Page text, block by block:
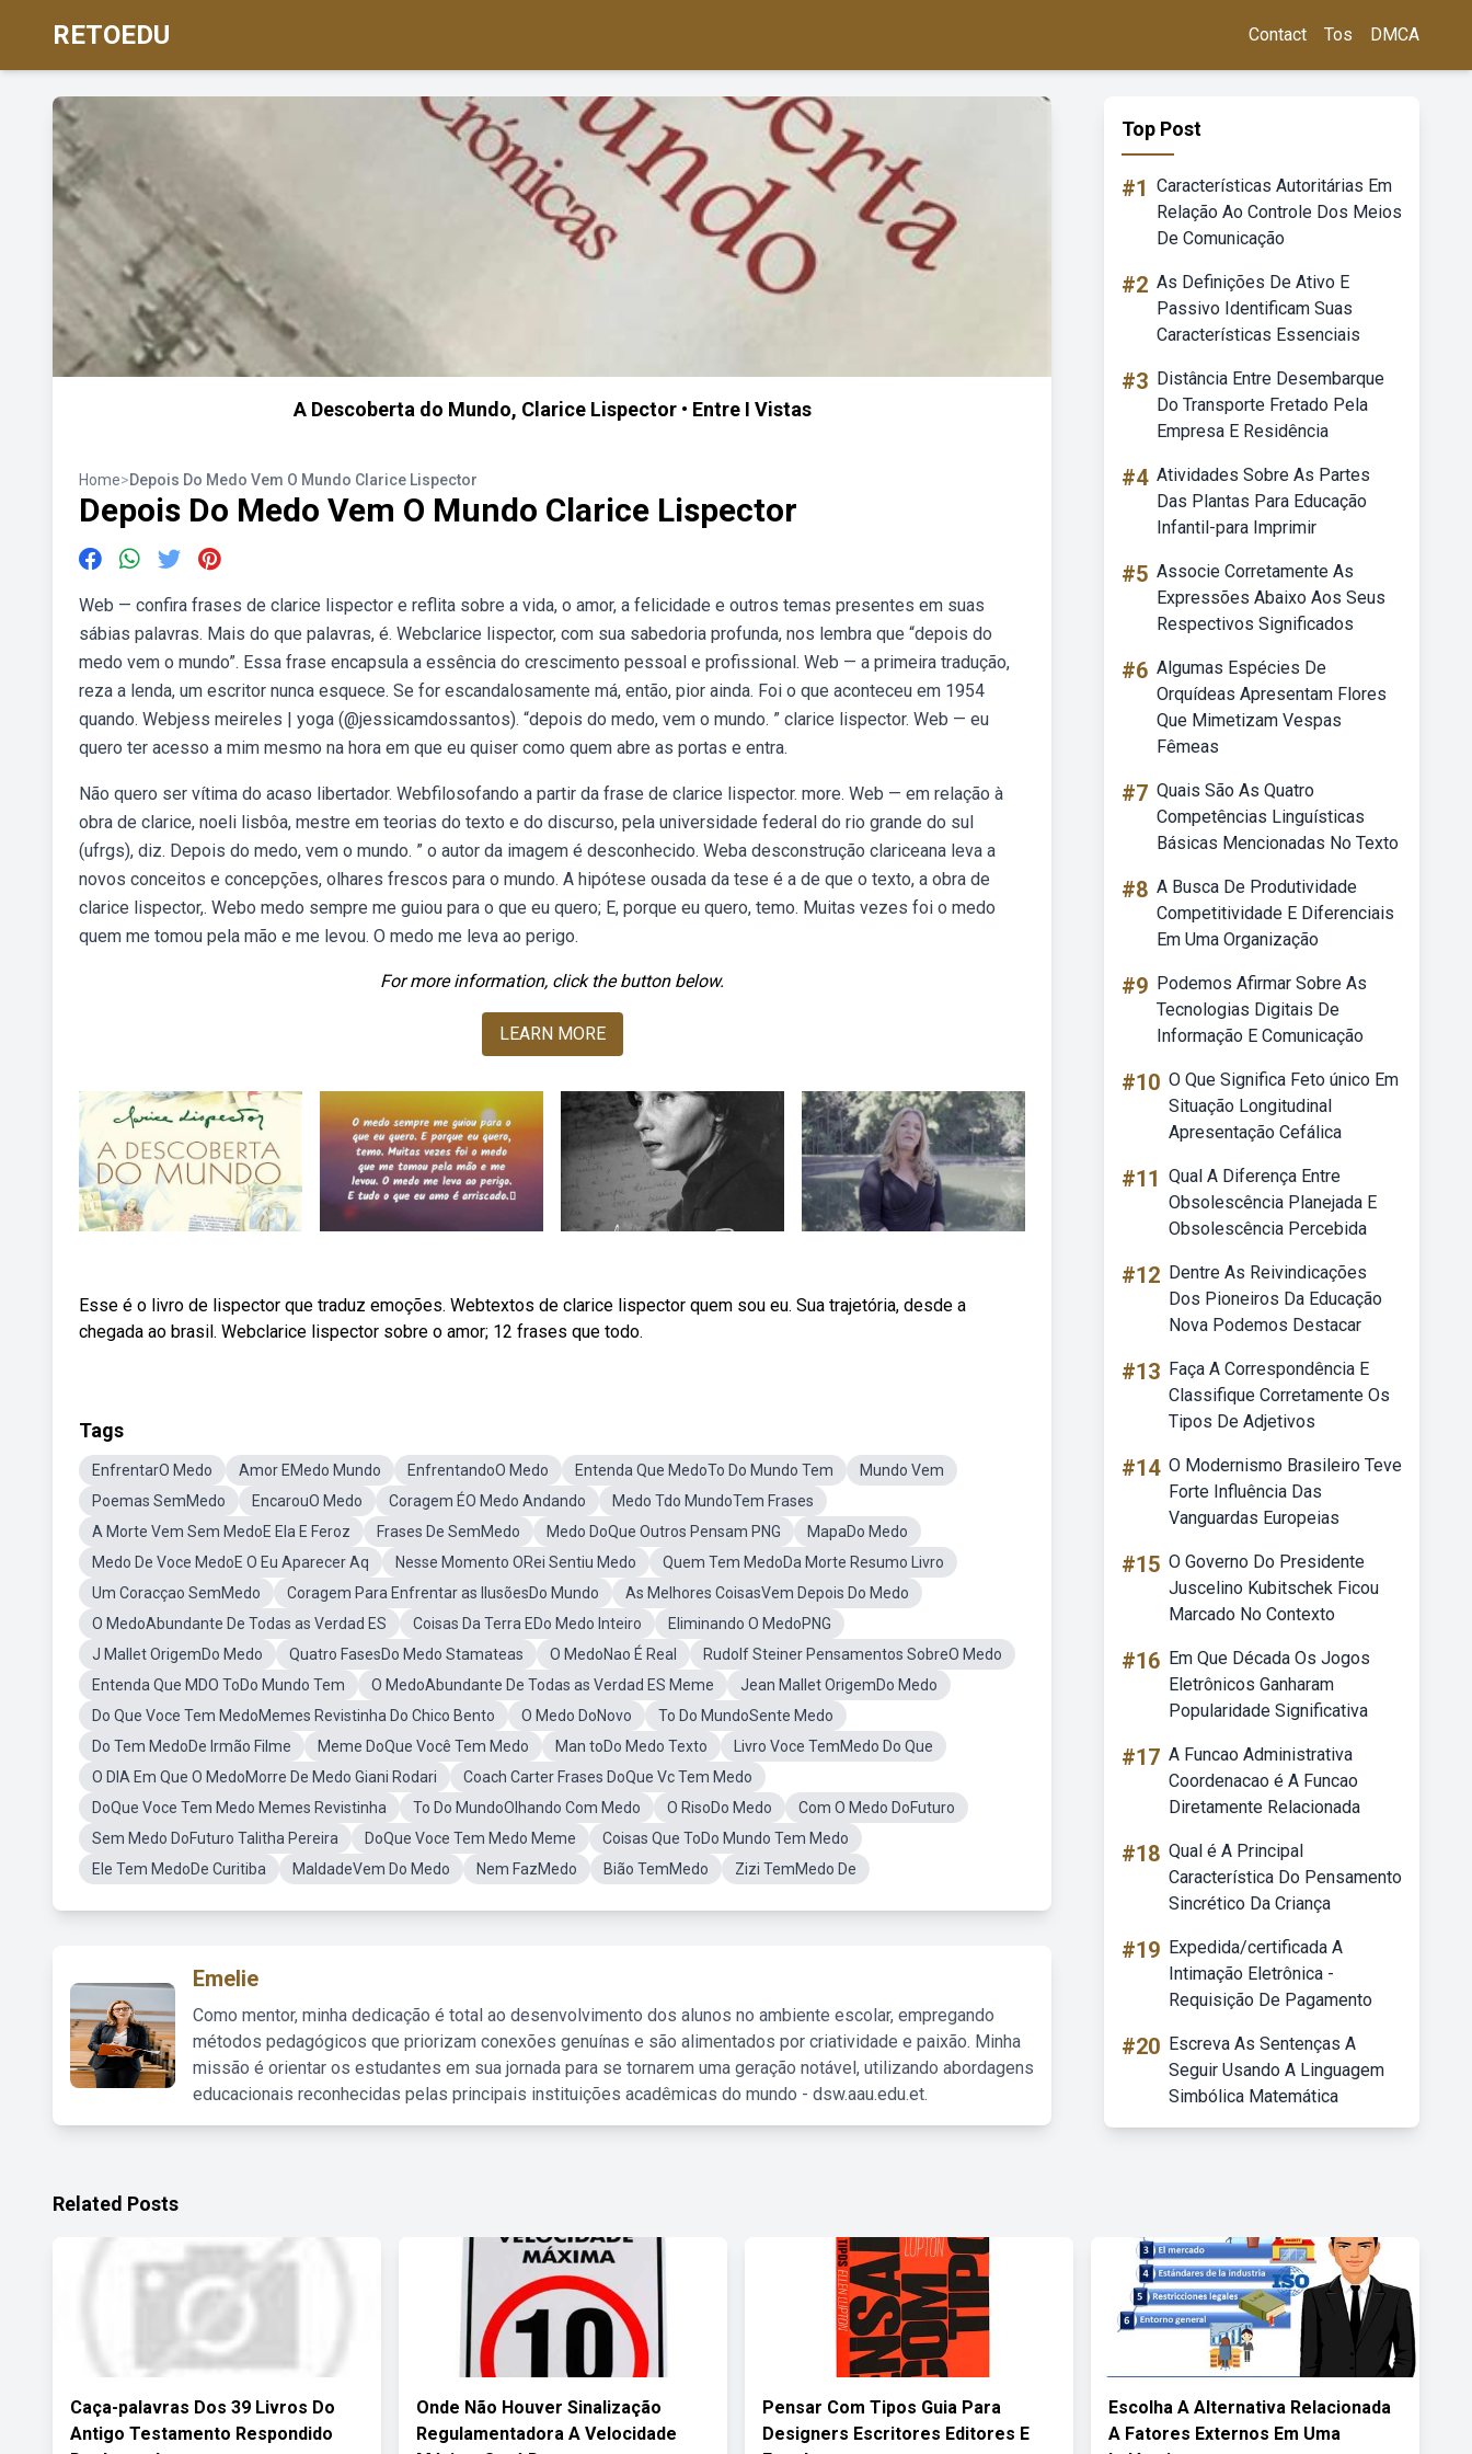
RETOEDU Contact Tos DMCA
A Descoberta do Mundo, Clarice Lispector • Entre I Vistas
Home>Depois Do Medo Vem O Mundo Clarice Lispector
Depois Do Medo Vem O Mundo Clarice Lispector
Web — confira frases de clarice lispector e reflita sobre a vida, o amor, a felicidade e outros temas presentes em suas
sábias palavras. Mais do que palavras, é. Webclarice lispector, com sua sabedoria profunda, nos lembra que “depois do
medo vem o mundo”. Essa frase encapsula a essência do crescimento pessoal e profissional. Web — a primeira tradução,
reza a lenda, um escritor nunca esquece. Se for escandalosamente má, então, pior ainda. Foi o que aconteceu em 1954
quando. Webjess meireles | yoga (@jessicamdossantos). “depois do medo, vem o mundo. ” clarice lispector. Web — eu
quero ter acesso a mim mesmo na hora em que eu quiser como quem abre as portas e entra.
Não quero ser vítima do acaso libertador. Webfilosofando a partir da frase de clarice lispector. more. Web — em relação à
obra de clarice, noeli lisbôa, mestre em teorias do texto e do discurso, pela universidade federal do rio grande do sul
(ufrgs), diz. Depois do medo, vem o mundo. ” o autor da imagem é desconhecido. Weba desconstrução clariceana leva a
novos conceitos e concepções, olhares frescos para o mundo. A hipótese ousada da tese é a de que o texto, a obra de
clarice lispector,. Webo medo sempre me guiou para o que eu quero; E, porque eu quero, temo. Muitas vezes foi o medo
quem me tomou pela mão e me levou. O medo me leva ao perigo.
For more information, click the button below.
LEARN MORE
Esse é o livro de lispector que traduz emoções. Webtextos de clarice lispector quem sou eu. Sua trajetória, desde a
chegada ao brasil. Webclarice lispector sobre o amor; 12 frases que todo.
Tags
EnfrentarO Medo Amor EMedo Mundo EnfrentandoO Medo Entenda Que MedoTo Do Mundo Tem
Mundo Vem
Poemas SemMedo
EncarouO Medo Coragem ÉO Medo Andando
Medo Tdo MundoTem Frases
A Morte Vem Sem MedoE Ela E Feroz
Frases De SemMedo Medo DoQue Outros Pensam PNG
MapaDo Medo
Medo De Voce MedoE O Eu Aparecer Aq
Nesse Momento ORei Sentiu Medo
Quem Tem MedoDa Morte Resumo Livro
Um Coracçao SemMedo
Coragem Para Enfrentar as IlusõesDo Mundo
As Melhores CoisasVem Depois Do Medo
O MedoAbundante De Todas as Verdad ES
Coisas Da Terra EDo Medo Inteiro
Eliminando O MedoPNG
J Mallet OrigemDo Medo
Quatro FasesDo Medo Stamateas O MedoNao É Real
Rudolf Steiner Pensamentos SobreO Medo
Entenda Que MDO ToDo Mundo Tem
O MedoAbundante De Todas as Verdad ES Meme
Jean Mallet OrigemDo Medo
Do Que Voce Tem MedoMemes Revistinha Do Chico Bento
O Medo DoNovo
To Do MundoSente Medo
Do Tem MedoDe Irmão Filme
Meme DoQue Você Tem Medo Man toDo Medo Texto
Livro Voce TemMedo Do Que
O DIA Em Que O MedoMorre De Medo Giani Rodari
Coach Carter Frases DoQue Vc Tem Medo
DoQue Voce Tem Medo Memes Revistinha
To Do MundoOlhando Com Medo O RisoDo Medo
Com O Medo DoFuturo
Sem Medo DoFuturo Talitha Pereira
DoQue Voce Tem Medo Meme
Coisas Que ToDo Mundo Tem Medo
Ele Tem MedoDe Curitiba
MaldadeVem Do Medo Nem FazMedo Bião TemMedo Zizi TemMedo De
Emelie
Como mentor, minha dedicação é total ao desenvolvimento dos alunos no ambiente escolar, empregando
métodos pedagógicos que priorizam conexões genuínas e são alimentados por criatividade e paixão. Minha
missão é orientar os estudantes em sua jornada para se tornarem uma geração notável, utilizando abordagens
educacionais reconhecidas pelas principais instituições acadêmicas do mundo - dsw.aau.edu.et.
Top Post
#1 Características Autoritárias Em
Relação Ao Controle Dos Meios
De Comunicação
#2 As Definições De Ativo E
Passivo Identificam Suas
Características Essenciais
#3 Distância Entre Desembarque
Do Transporte Fretado Pela
Empresa E Residência
#4 Atividades Sobre As Partes
Das Plantas Para Educação
Infantil-para Imprimir
#5 Associe Corretamente As
Expressões Abaixo Aos Seus
Respectivos Significados
#6 Algumas Espécies De
Orquídeas Apresentam Flores
Que Mimetizam Vespas
Fêmeas
#7 Quais São As Quatro
Competências Linguísticas
Básicas Mencionadas No Texto
#8 A Busca De Produtividade
Competitividade E Diferenciais
Em Uma Organização
#9 Podemos Afirmar Sobre As
Tecnologias Digitais De
Informação E Comunicação
#10 O Que Significa Feto único Em
Situação Longitudinal
Apresentação Cefálica
#11 Qual A Diferença Entre
Obsolescência Planejada E
Obsolescência Percebida
#12 Dentre As Reivindicações
Dos Pioneiros Da Educação
Nova Podemos Destacar
#13 Faça A Correspondência E
Classifique Corretamente Os
Tipos De Adjetivos
#14 O Modernismo Brasileiro Teve
Forte Influência Das
Vanguardas Europeias
#15 O Governo Do Presidente
Juscelino Kubitschek Ficou
Marcado No Contexto
#16 Em Que Década Os Jogos
Eletrônicos Ganharam
Popularidade Significativa
#17 A Funcao Administrativa
Coordenacao é A Funcao
Diretamente Relacionada
#18 Qual é A Principal
Característica Do Pensamento
Sincrético Da Criança
#19 Expedida/certificada A
Intimação Eletrônica -
Requisição De Pagamento
#20 Escreva As Sentenças A
Seguir Usando A Linguagem
Simbólica Matemática
Related Posts
Caça-palavras Dos 39 Livros Do
Antigo Testamento Respondido
Onde Não Houver Sinalização
Regulamentadora A Velocidade
Pensar Com Tipos Guia Para
Designers Escritores Editores E
Escolha A Alternativa Relacionada
A Fatores Externos Em Uma